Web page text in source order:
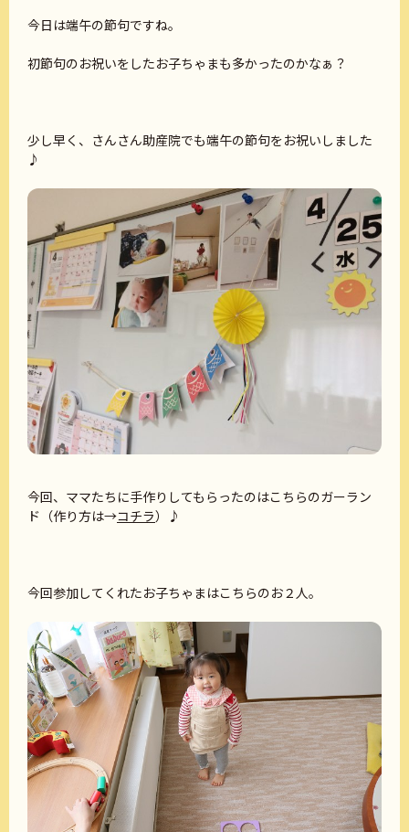
今日は端午の節句ですね。
初節句のお祝いをしたお子ちゃまも多かったのかなぁ？
少し早く、さんさん助産院でも端午の節句をお祝いしました
♪
今回、ママたちに手作りしてもらったのはこちらのガーラン
ド（作り方は→コチラ）♪
今回参加してくれたお子ちゃまはこちらのお２人。